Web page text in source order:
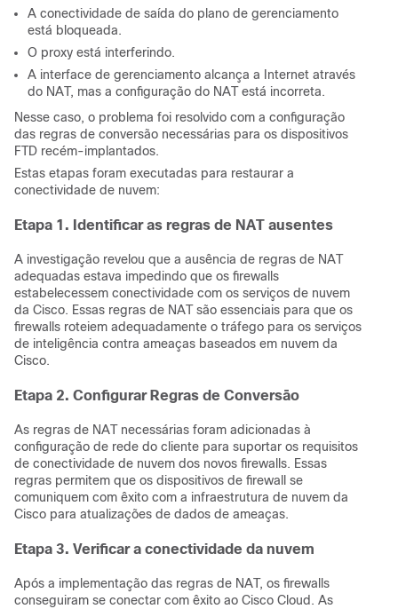
A conectividade de saída do plano de gerenciamento
está bloqueada.
O proxy está interferindo.
A interface de gerenciamento alcança a Internet através
do NAT, mas a configuração do NAT está incorreta.
Nesse caso, o problema foi resolvido com a configuração
das regras de conversão necessárias para os dispositivos
FTD recém-implantados.
Estas etapas foram executadas para restaurar a
conectividade de nuvem:
Etapa 1. Identificar as regras de NAT ausentes
A investigação revelou que a ausência de regras de NAT
adequadas estava impedindo que os firewalls
estabelecessem conectividade com os serviços de nuvem
da Cisco. Essas regras de NAT são essenciais para que os
firewalls roteiem adequadamente o tráfego para os serviços
de inteligência contra ameaças baseados em nuvem da
Cisco.
Etapa 2. Configurar Regras de Conversão
As regras de NAT necessárias foram adicionadas à
configuração de rede do cliente para suportar os requisitos
de conectividade de nuvem dos novos firewalls. Essas
regras permitem que os dispositivos de firewall se
comuniquem com êxito com a infraestrutura de nuvem da
Cisco para atualizações de dados de ameaças.
Etapa 3. Verificar a conectividade da nuvem
Após a implementação das regras de NAT, os firewalls
conseguiram se conectar com êxito ao Cisco Cloud. As